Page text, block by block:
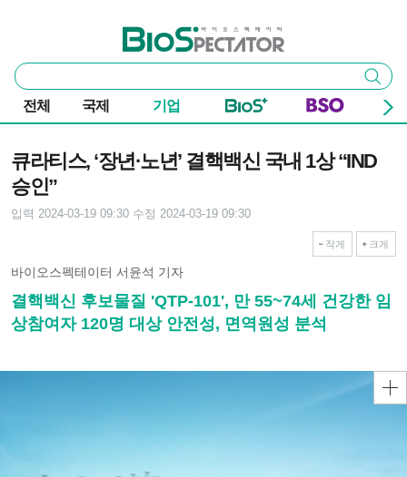
바이오스펙테이터
통
합
검
색
검색
전체 국제 기업
큐라티스, ‘장년·노년’ 결핵백신 국내 1상 “IND
승인”
입력 2024-03-19 09:30 수정 2024-03-19 09:30
작게 크게
바이오스펙테이터 서윤석 기자
결핵백신 후보물질 'QTP-101', 만 55~74세 건강한 임
상참여자 120명 대상 안전성, 면역원성 분석